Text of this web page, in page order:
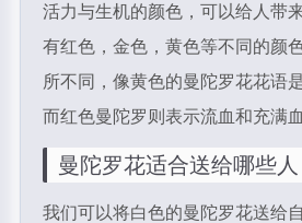
活力与生机的颜色，可以给人带
有红色，金色，黄色等不同的颜
所不同，像黄色的曼陀罗花花语
而红色曼陀罗则表示流血和充满
曼陀罗花适合送给哪些人
我们可以将白色的曼陀罗花送给